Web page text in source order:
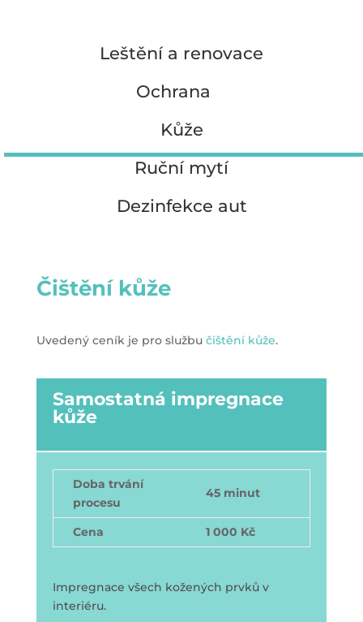
Leštění a renovace
Ochrana
Kůže
Ruční mytí
Dezinfekce aut
Čištění kůže
Uvedený ceník je pro službu čištění kůže.
Samostatná impregnace
kůže
Doba trvání
procesu
45 minut
Cena 1 000 Kč
Impregnace všech kožených prvků v
interiéru.